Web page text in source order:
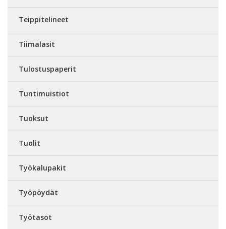
Teippitelineet
Tiimalasit
Tulostuspaperit
Tuntimuistiot
Tuoksut
Tuolit
Työkalupakit
Työpöydät
Työtasot